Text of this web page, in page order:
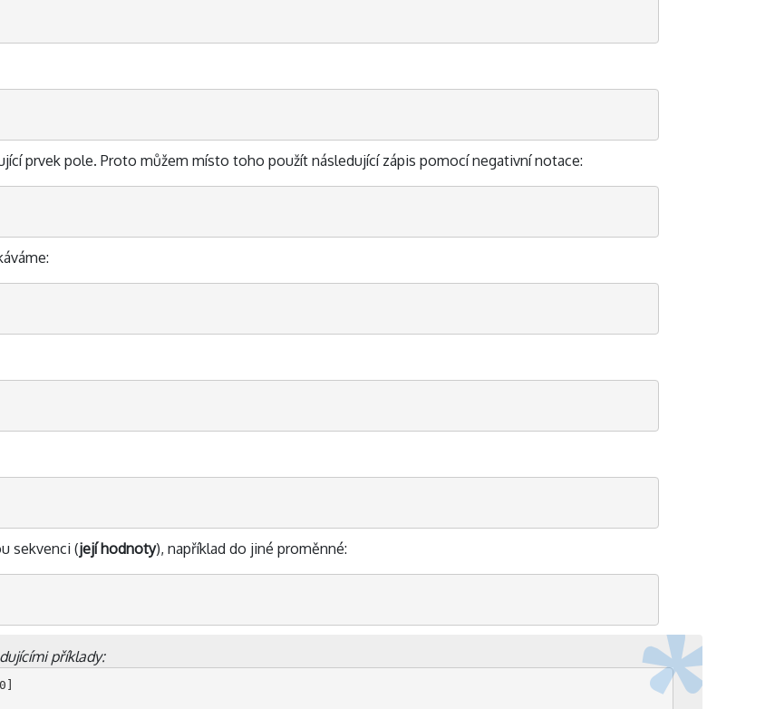
prvek pole. Proto můžem místo toho použít následující zápis pomocí negativní notace:
sekvenci (její hodnoty), například do jiné proměnné:
příklady: